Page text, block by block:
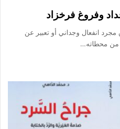
وفروغ فرخزاد
انفعال وجداني أو تعبير عن
من محطاته…